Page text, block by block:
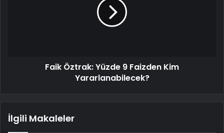
Faik Öztrak: Yüzde 9 Faizden Kim
Yararlanabilecek?
İlgili Makaleler